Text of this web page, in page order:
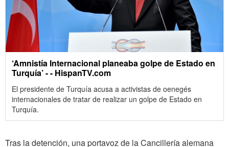
‘Amnistía Internacional planeaba golpe de Estado en
Turquía’ - - HispanTV.com
El presidente de Turquía acusa a activistas de oenegés
internacionales de tratar de realizar un golpe de Estado en
Turquía.
Tras la detención, una portavoz de la Cancillería alemana